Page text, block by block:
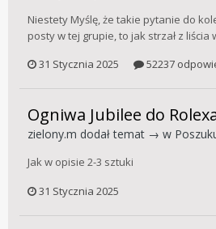
Niestety Myślę, że takie pytanie do
posty w tej grupie, to jak strzał z liścia
31 Stycznia 2025
52237
Ogniwa Jubilee do
zielony.m dodał temat → w
Jak w opisie 2-3 sztuki
31 Stycznia 2025